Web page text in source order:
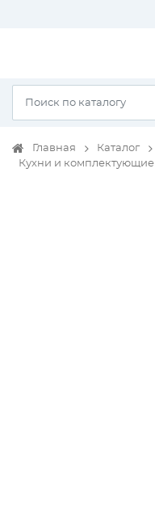
Главная Каталог
Кухни и комплектующие